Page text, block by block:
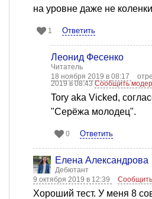
на уровне даже не
1 Ответить
Леонид Фесенко
Читатель
18 ноября 2019 в 08:17
2019 в 08:43Сообщить
Tory aka Vicked,
"Серёжа молодец".
0 Ответить
Елена Александрова
Дебютант
9 октября 2019 в 12:39
Хороший тест. У меня 8